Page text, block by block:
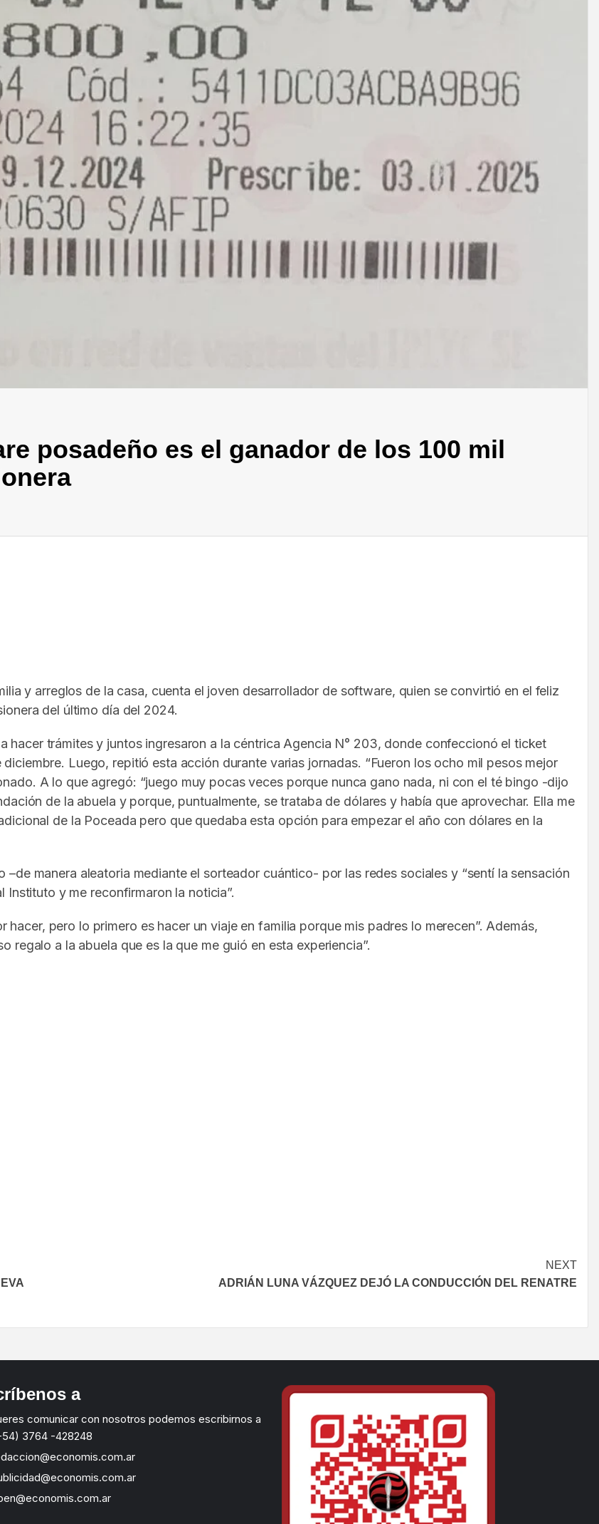
posadeño es el ganador de los 100 mil
y arreglos de la casa, cuenta el joven desarrollador de software, quien se convirtió en el feliz
del último día del 2024.
hacer trámites y juntos ingresaron a la céntrica Agencia N° 203, donde confeccionó el ticket
Luego, repitió esta acción durante varias jornadas. “Fueron los ocho mil pesos mejor
A lo que agregó: “juego muy pocas veces porque nunca gano nada, ni con el té bingo -dijo
de la abuela y porque, puntualmente, se trataba de dólares y había que aprovechar. Ella me
de la Poceada pero que quedaba esta opción para empezar el año con dólares en la
manera aleatoria mediante el sorteador cuántico- por las redes sociales y “sentí la sensación
Instituto y me reconfirmaron la noticia”.
pero lo primero es hacer un viaje en familia porque mis padres lo merecen”. Además,
regalo a la abuela que es la que me guió en esta experiencia”.
NEXT
ADRIÁN LUNA VÁZQUEZ DEJÓ LA CONDUCCIÓN DEL RENATRE
a
comunicar con nosotros podemos escribirnos a
3764 -428248